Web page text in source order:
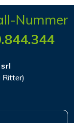
Nummer
srl
Ritter)